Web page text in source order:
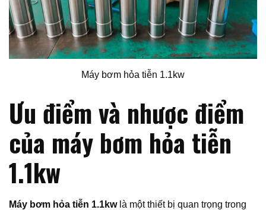
Máy bơm hỏa tiễn 1.1kw
Ưu điểm và nhược điểm
của máy bơm hỏa tiễn
1.1kw
Máy bơm hỏa tiễn 1.1kwlà một thiết bị quan trọng trong